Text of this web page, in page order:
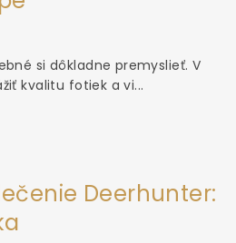
si dôkladne premyslieť. V
kvalitu fotiek a vi...
Deerhunter: